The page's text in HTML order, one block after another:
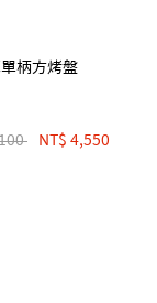
柄方烤盤
from
toNT$ 4,550